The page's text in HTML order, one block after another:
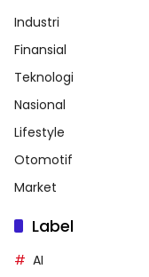
Industri
Finansial
Teknologi
Nasional
Lifestyle
Otomotif
Market
Label
AI